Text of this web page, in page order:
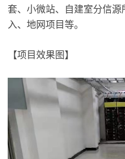
套、小微站、自建室分信
入、地网项目等。
【项目效果图】